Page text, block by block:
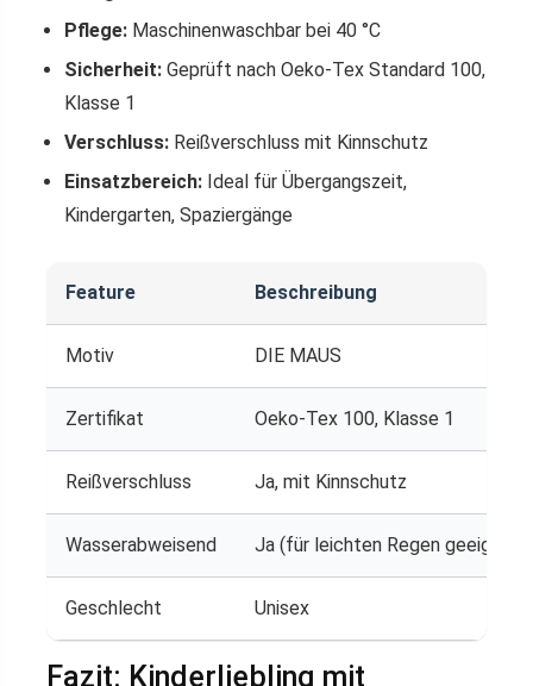
Pflege: Maschinenwaschbar bei 40 °C
Sicherheit: Geprüft nach Oeko-Tex Standard 100,
Klasse 1
Verschluss: Reißverschluss mit Kinnschutz
Einsatzbereich: Ideal für Übergangszeit,
Kindergarten, Spaziergänge
Feature Beschreibung
Motiv DIE MAUS
Zertifikat Oeko-Tex 100, Klasse 1
Reißverschluss Ja, mit Kinnschutz
Wasserabweisend Ja (für leichten Regen geeignet)
Geschlecht Unisex
Fazit: Kinderliebling mit